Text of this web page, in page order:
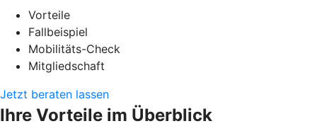
Vorteile
Fallbeispiel
Mobilitäts-Check
Mitgliedschaft
Jetzt beraten lassen
Ihre Vorteile im Überblick